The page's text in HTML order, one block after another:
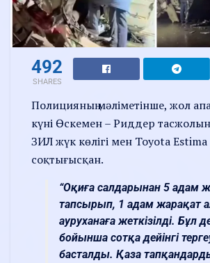
492
SHARES
Полицияның мәліметінше, жол
күні Өскемен – Риддер
ЗИЛ жүк көлігі мен Toyota Estima
соқтығысқан.
“Оқиға салдарынан 5 адам
тапсырып, 1 адам жарақат
ауруханаға жеткізілді. Бұл
бойынша сотқа дейінгі
басталды. Қаза